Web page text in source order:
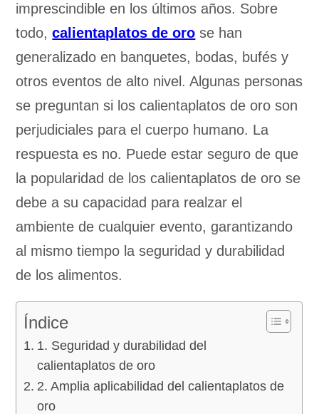
imprescindible en los últimos años. Sobre
todo,calientaplatos de oro se han
generalizado en banquetes, bodas, bufés y
otros eventos de alto nivel. Algunas personas
se preguntan si los calientaplatos de oro son
perjudiciales para el cuerpo humano. La
respuesta es no. Puede estar seguro de que
la popularidad de los calientaplatos de oro se
debe a su capacidad para realzar el
ambiente de cualquier evento, garantizando
al mismo tiempo la seguridad y durabilidad
de los alimentos.
Índice
1. Seguridad y durabilidad del
calientaplatos de oro
2. Amplia aplicabilidad del calientaplatos de
oro